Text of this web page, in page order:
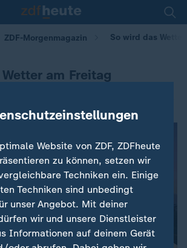
ZDF-Morgenmagazin So wird das
am Freitag
Website von ZDF, ZDFheute
zu können, setzen wir
Techniken ein. Einige
Techniken sind unbedingt
unser Angebot. Mit deiner
wir und unsere Dienstleister
Informationen auf deinem Gerät